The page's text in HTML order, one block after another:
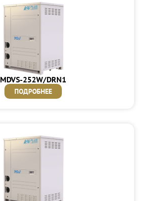
MDVS-252W/DRN1
ПОДРОБНЕЕ